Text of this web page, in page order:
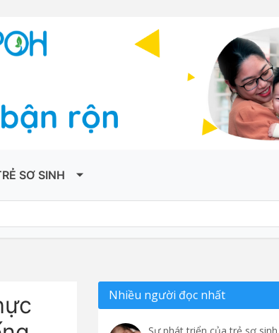
SƠ SINH
Nhiều người đọc nhất